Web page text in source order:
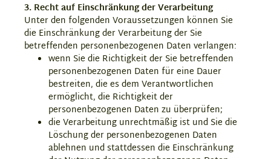
3. Recht auf Einschränkung der Verarbeitung
Unter den folgenden Voraussetzungen können Sie
die Einschränkung der Verarbeitung der Sie
betreffenden personenbezogenen Daten verlangen:
wenn Sie die Richtigkeit der Sie betreffenden
personenbezogenen Daten für eine Dauer
bestreiten, die es dem Verantwortlichen
ermöglicht, die Richtigkeit der
personenbezogenen Daten zu überprüfen;
die Verarbeitung unrechtmäßig ist und Sie die
Löschung der personenbezogenen Daten
ablehnen und stattdessen die Einschränkung